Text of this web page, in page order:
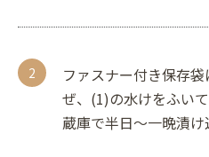
ファスナー付き保存
ぜ、(1)の水けをふい
蔵庫で半日〜一晩漬け